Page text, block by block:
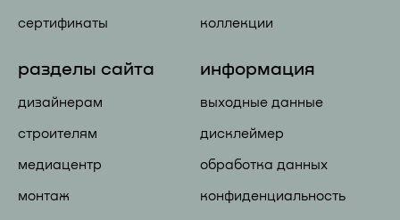
сертификаты коллекции
разделы сайта
дизайнерам
строителям
медиацентр
монтаж
информация
выходные данные
дисклеймер
обработка данных
конфиденциальность